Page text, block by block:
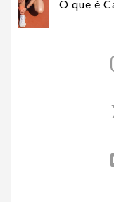
O que é